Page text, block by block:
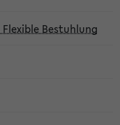
Bestuhlung